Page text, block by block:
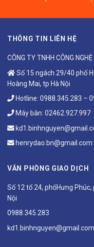
THÔNG TIN LIÊN HỆ
CÔNG TY TNHH CÔNG
Số 15 ngách 29/40 phố
Hoàng Mai, tp Hà Nội
Hotline: 0988.345.283 –
Máy bàn: 02462.927.997
henrydao.bn@gmail.com
VĂN PHÒNG GIAO DỊCH
Số 12 tổ 24, phốHưng
Nội
0988.345.283
kd1.binhnguyen@gmail.com